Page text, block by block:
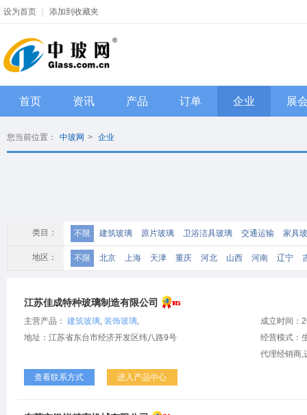
设为首页 添加到收藏夹
首页 资讯 产品 订单 企业 展
您当前位置： 中玻网 > 企业
类目： 不限 建筑玻璃 原片玻璃 卫浴洁具玻璃 交通运输
家具
机械配件及工具
地区： 不限 北京 上海 天津 重庆 河北 山西 河南 辽宁
江苏佳成特种玻璃制造有限公司
主营产品： 建筑玻璃, 装饰玻璃,
地址：江苏省东台市经济开发区纬八路9号
成立时间：
经营模式：
代理经销商,
查看联系方式 进入产品中心